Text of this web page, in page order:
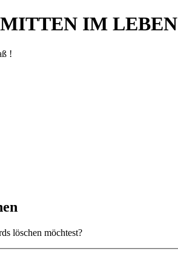
MITTEN IM LEBEN
!
löschen möchtest?